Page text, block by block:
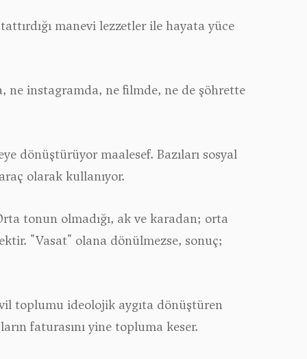
manevi lezzetler ile hayata yüce
instagramda, ne filmde, ne de şöhrette
dönüştürüyor maalesef. Bazıları sosyal
olarak kullanıyor.
tonun olmadığı, ak ve karadan; orta
"Vasat" olana dönülmezse, sonuç;
toplumu ideolojik aygıta dönüştüren
faturasını yine topluma keser.